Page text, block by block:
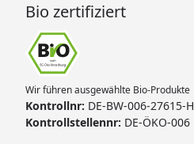
Bio zertifiziert
Wir führen ausgewählte Bio-Produkte
Kontrollnr: DE-BW-006-27615-H
Kontrollstellennr: DE-ÖKO-006